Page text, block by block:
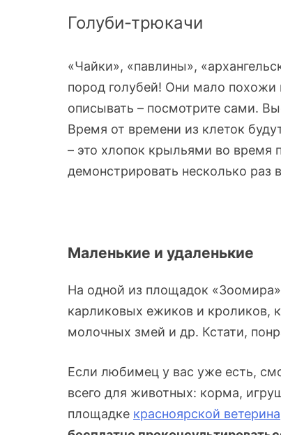
Голуби-трюкачи
«Чайки», «павлины»,
пород голубей! Они мало похожи
описывать – посмотрите сами.
Время от времени из клеток
– это хлопок крыльями во время
демонстрировать несколько раз
Маленькие и удаленькие
На одной из площадок
карликовых ежиков и кроликов,
молочных змей и др. Кстати,
Если любимец у вас уже есть,
всего для животных: корма,
площадке красноярской